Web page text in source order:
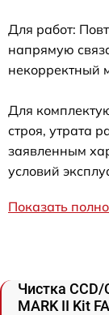
Для работ:
напрямую
некорректный
Для
строя, утрата
заявленным
условий
Показать
Чистка
MARK II Kit